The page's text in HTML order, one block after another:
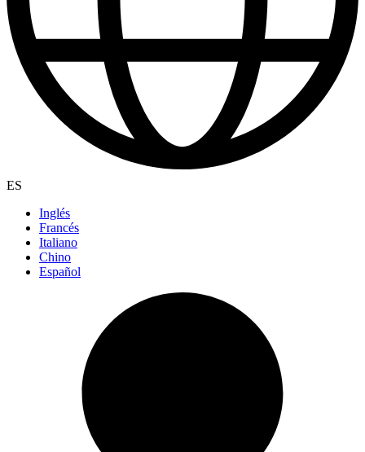
ES
Inglés
Francés
Italiano
Chino
Español